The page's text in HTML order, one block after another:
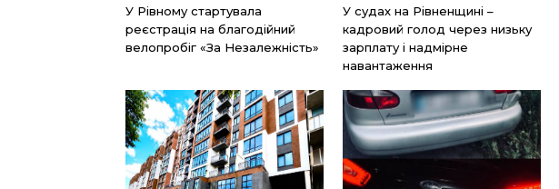
У Рівному стартувала
реєстрація на благодійний
велопробіг «За Незалежність»
У судах на Рівненщині –
кадровий голод через низьку
зарплату і надмірне
навантаження